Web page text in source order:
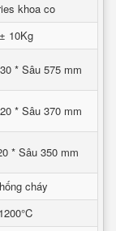
khoa co
10Kg
* Sâu 575 mm
* Sâu 370 mm
* Sâu 350 mm
cháy